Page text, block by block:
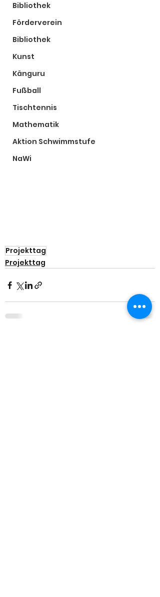
Bibliothek
Förderverein
Bibliothek
Kunst
Känguru
Fußball
Tischtennis
Mathematik
Aktion Schwimmstufe
NaWi
Projekttag
Projekttag